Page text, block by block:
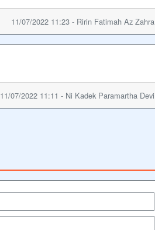
11/07/2022 11:23 - Ririn Fatimah Az Zahra
11/07/2022 11:11 - Ni Kadek Paramartha Devi